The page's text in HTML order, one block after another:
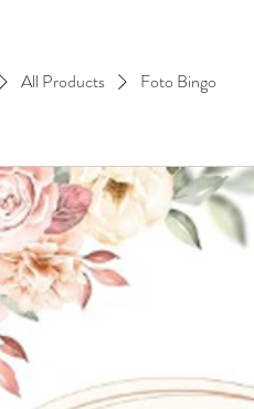
All Products Foto Bingo